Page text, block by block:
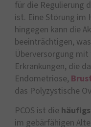
für die Regulierung
ist. Eine Störung im
hingegen kann die
beeinträchtigen,
Überversorgung
Erkrankungen, die
Endometriose,
das Polyzystische
PCOS ist die
im gebärfähigen